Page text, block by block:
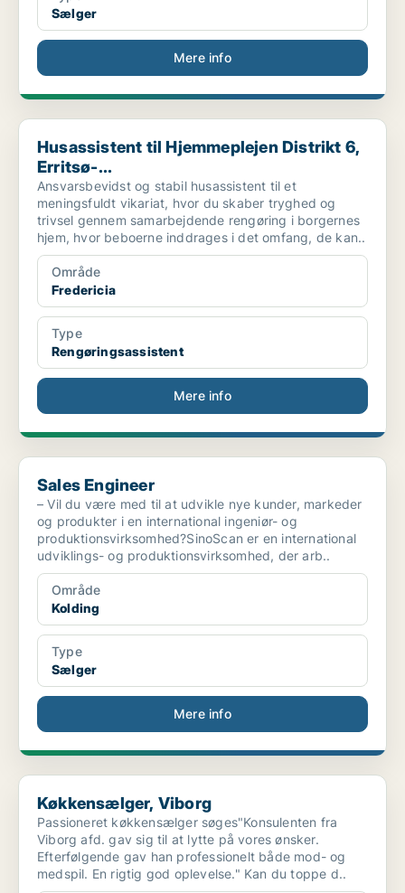
Sælger
Mere info
Husassistent til Hjemmeplejen Distrikt 6, Erritsø-...
Husassistent til Hjemmeplejen Distrikt 6,
Erritsø-...
Ansvarsbevidst og stabil husassistent til et
meningsfuldt vikariat, hvor du skaber tryghed og
trivsel gennem samarbejdende rengøring i borgernes
hjem, hvor beboerne inddrages i det omfang, de kan..
Område
Fredericia
Type
Rengøringsassistent
Mere info
Sales Engineer
Sales Engineer
– Vil du være med til at udvikle nye kunder, markeder
og produkter i en international ingeniør- og
produktionsvirksomhed?SinoScan er en international
udviklings- og produktionsvirksomhed, der arb..
Område
Kolding
Type
Sælger
Mere info
Køkkensælger, Viborg
Køkkensælger, Viborg
Passioneret køkkensælger søges"Konsulenten fra
Viborg afd. gav sig til at lytte på vores ønsker.
Efterfølgende gav han professionelt både mod- og
medspil. En rigtig god oplevelse." Kan du toppe d..